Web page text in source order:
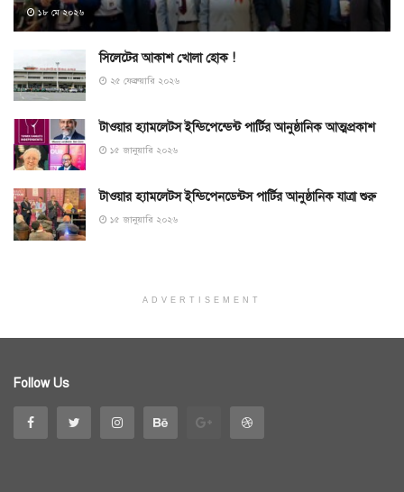
১৮ মে ২০২৬
সিলেটের আকাশ খোলা হোক !
২৫ ফেব্রুয়ারি ২০২৬
টাওয়ার হ্যামলেটস ইন্ডিপেন্ডেন্ট পার্টির আনুষ্ঠানিক আত্মপ্রকাশ
১৫ জানুয়ারি ২০২৬
টাওয়ার হ্যামলেটস ইন্ডিপেনডেন্টস পার্টির আনুষ্ঠানিক যাত্রা শুরু
১৫ জানুয়ারি ২০২৬
ADVERTISEMENT
Follow Us